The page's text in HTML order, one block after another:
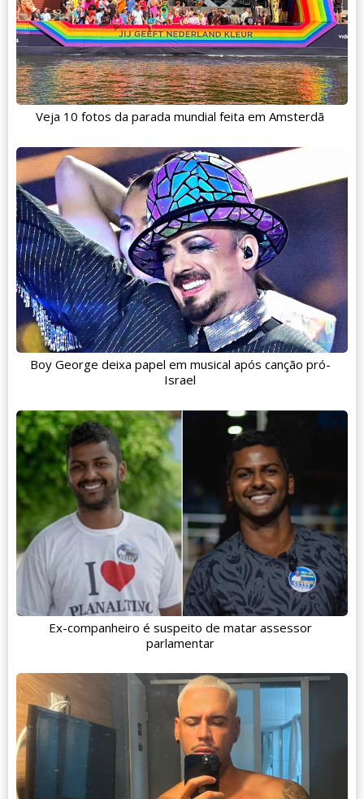
Veja 10 fotos da parada mundial feita em Amsterdã
Boy George deixa papel em musical após canção pró-
Israel
Ex-companheiro é suspeito de matar assessor
parlamentar